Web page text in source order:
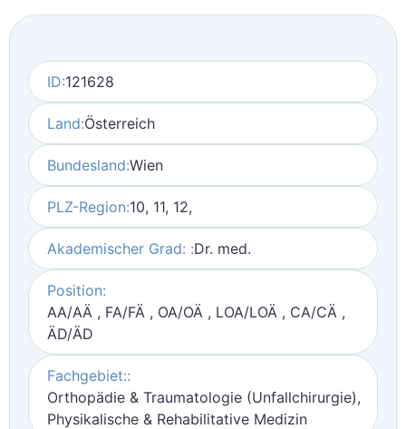
ID:121628
Land:Österreich
Bundesland:Wien
PLZ-Region:10, 11, 12,
Akademischer Grad: :Dr. med.
Position:
AA/AÄ , FA/FÄ , OA/OÄ , LOA/LOÄ , CA/CÄ ,
ÄD/ÄD
Fachgebiet::
Orthopädie & Traumatologie (Unfallchirurgie),
Physikalische & Rehabilitative Medizin